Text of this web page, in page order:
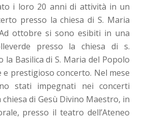
i loro 20 anni di attività in un
presso la chiesa di S. Maria
ottobre si sono esibiti in una
presso la chiesa di s.
la Basilica di S. Maria del Popolo
prestigioso concerto. Nel mese
stati impegnati nei concerti
di Gesù Divino Maestro, in
presso il teatro dell’Ateneo